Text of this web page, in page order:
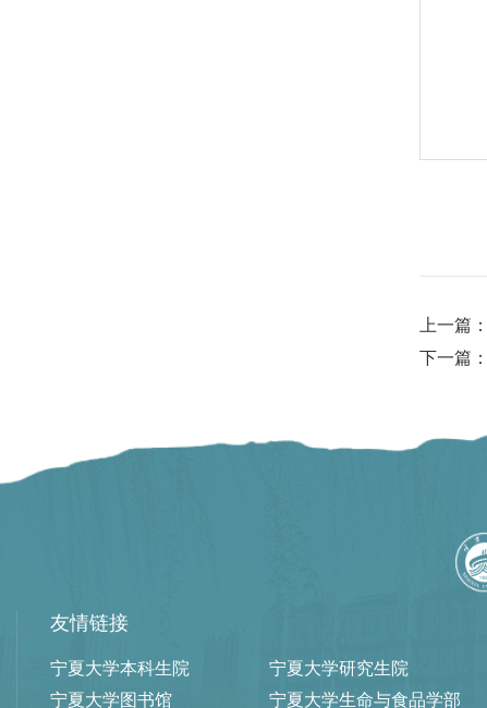
上一篇：
下一篇：
友情链接
宁夏大学本科生院 宁夏大学研究生院
宁夏大学图书馆
宁夏大学生命与食品学部